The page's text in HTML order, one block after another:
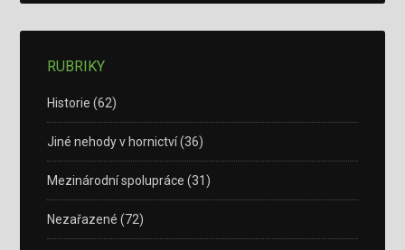
RUBRIKY
Historie (62)
Jiné nehody v hornictví(36)
Mezinárodní spolupráce (31)
Nezařazené (72)